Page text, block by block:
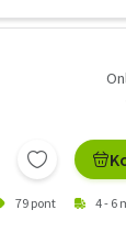
79 pont 4 - 6